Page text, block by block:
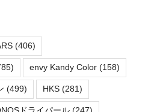
(406)
envy Kandy Color (158)
(499) HKS (281)